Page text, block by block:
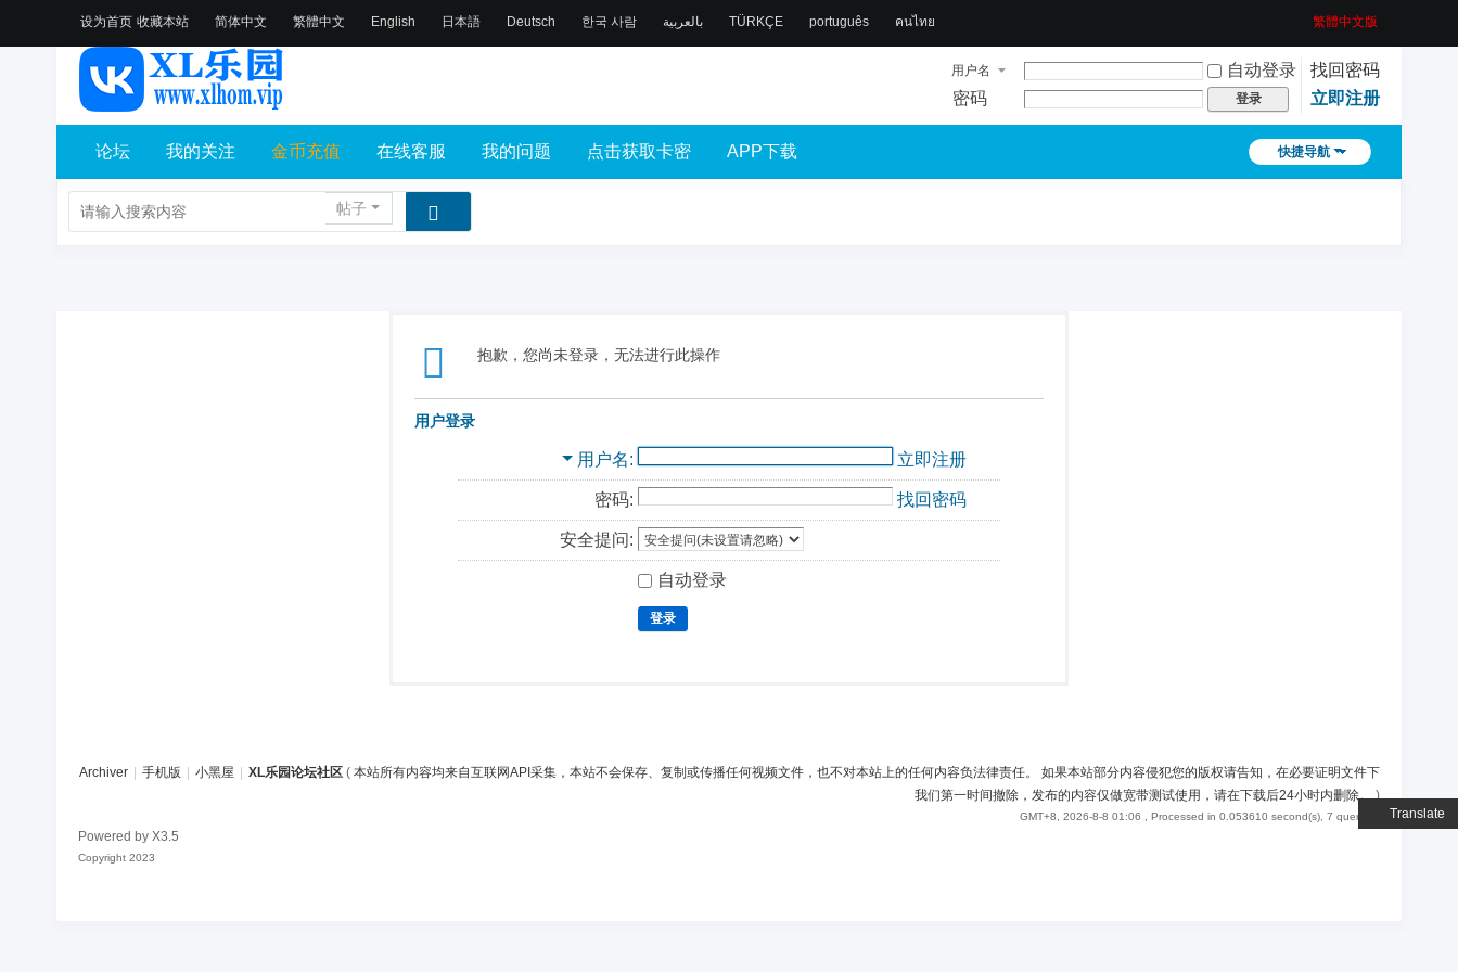
设为首页 收藏本站
Translate
简体中文 繁體中文 English 日本語 Deutsch 한국 사람 بالعربية TÜRKÇE português คนไทย 繁體中文版
用户名 自动登录
找回密码
密码
登录 立即注册
快捷导航
论坛 我的关注 金币充值 在线客服 我的问题 点击获取卡密 APP下载
帖子
抱歉，您尚未登录，无法进行此操作
用户登录
用户名 立即注册
密码: 找回密码
安全提问:
自动登录
登录
Archiver 手机版 小黑屋 XL乐园论坛社区 ( 本站所有内容均来自互联网API采集，本站不会保存、复制或传播任何视频文件，也不对本站上的任何内容负法律责任。 如果本站部分内容侵犯您的版权请告知，在必要证明文件下
我们第一时间撤除，发布的内容仅做宽带测试使用，请在下载后24小时内删除。)
GMT+8, 2026-8-8 01:06 , Processed in 0.053610 second(s), 7 queries .
Powered by X3.5
Copyright 2023